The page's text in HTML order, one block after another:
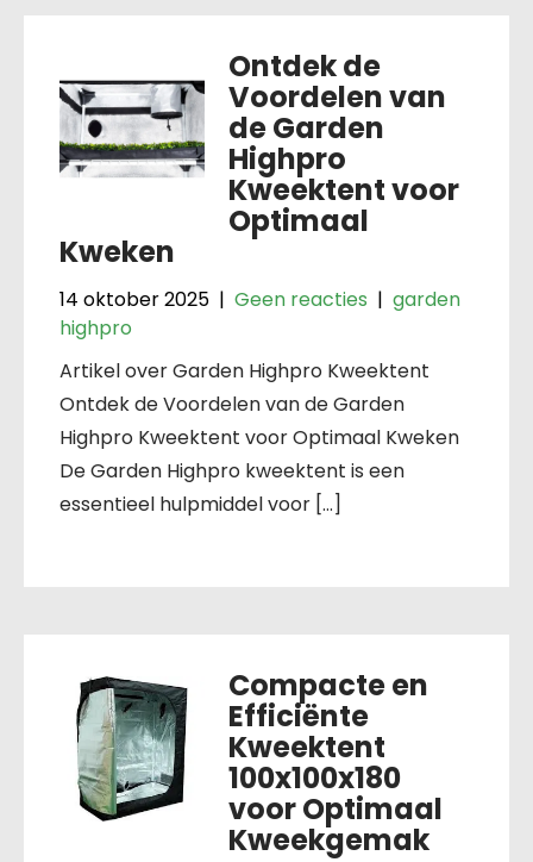
Ontdek de
Voordelen van
de Garden
Highpro
Kweektent voor
Optimaal
Kweken
14 oktober 2025 | Geen reacties | garden
highpro
Artikel over Garden Highpro Kweektent
Ontdek de Voordelen van de Garden
Highpro Kweektent voor Optimaal Kweken
De Garden Highpro kweektent is een
essentieel hulpmiddel voor […]
Compacte en
Efficiënte
Kweektent
100x100x180
voor Optimaal
Kweekgemak